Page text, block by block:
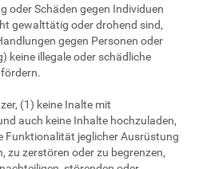
oder Schäden gegen Individuen
gewalttätig oder drohend sind,
gegen Personen oder
keine illegale oder schädliche
(1) keine Inalte mit
auch keine Inhalte hochzuladen,
Funktionalität jeglicher Ausrüstung
zu zerstören oder zu begrenzen,